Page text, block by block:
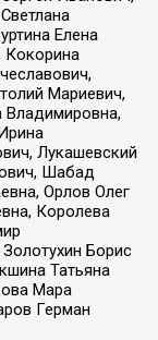
Елена
Кокорина
Мариевич,
Лукашевский
Шабад
Орлов Олег
Королева
Борис
Татьяна
Мара
Герман